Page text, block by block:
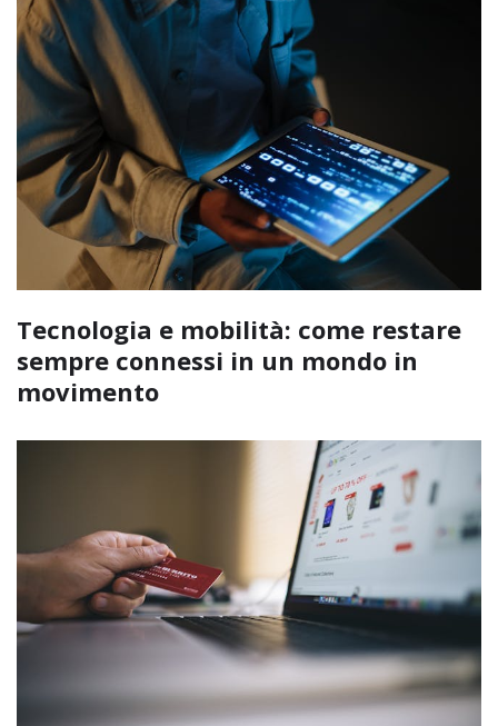
Tecnologia e mobilità: come restare
sempre connessi in un mondo in
movimento